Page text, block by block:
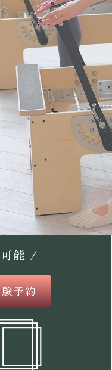
能 /
予約